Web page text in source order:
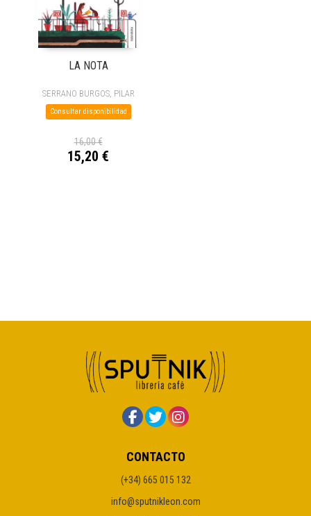
LA NOTA
SERRANO BURGOS, PILAR
Consultar disponibilidad
16,00 €
15,20 €
CONTACTO
(+34) 665 015 132
info@sputnikleon.com